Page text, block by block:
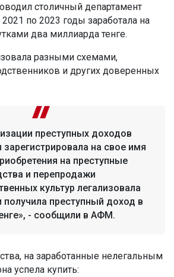
столичный департамент
по 2023 годы заработала на
два миллиарда тенге.
разными схемами,
и других доверенных
преступных доходов
на свое имя
на преступные
и перепродажи
культур легализовала
получила преступный доход в
- сообщили в АФМ.
на заработанные нелегальным
успела купить: